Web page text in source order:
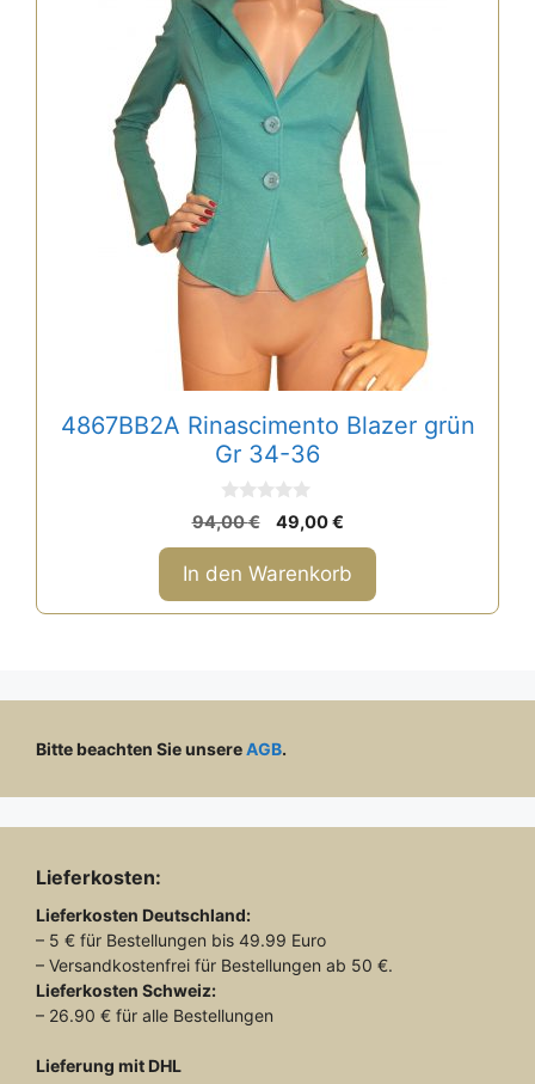
4867BB2A Rinascimento Blazer grün
Gr 34-36
0
v
o
n
5
94,00€
Ursprünglicher
Preis
war:
94,00 €
49,00€Aktueller
Preis
ist:
49,00 €.
In den Warenkorb
Bitte beachten Sie unsereAGB.
Lieferkosten:
Lieferkosten Deutschland:
– 5 € für Bestellungen bis 49.99 Euro
– Versandkostenfrei für Bestellungen ab 50 €.
Lieferkosten Schweiz:
– 26.90 € für alle Bestellungen
Lieferung mit DHL